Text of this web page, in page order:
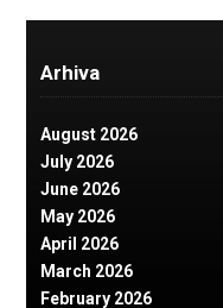
Arhiva
August 2026
July 2026
June 2026
May 2026
April 2026
March 2026
February 2026